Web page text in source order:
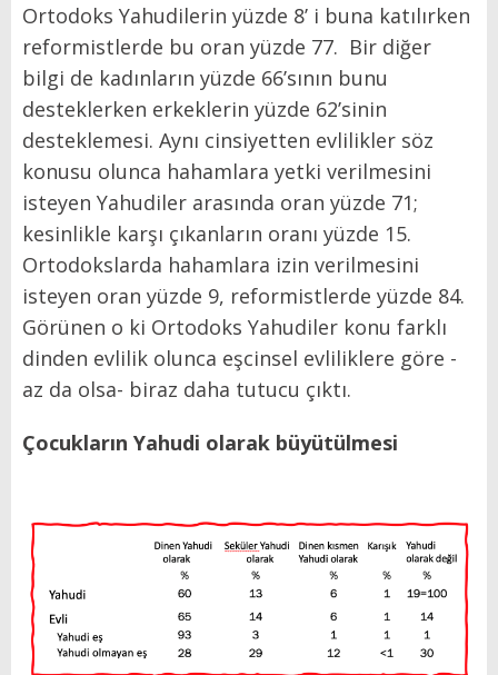
Ortodoks Yahudilerin yüzde 8’ i buna katılırken
reformistlerde bu oran yüzde 77. Bir diğer
bilgi de kadınların yüzde 66’sının bunu
desteklerken erkeklerin yüzde 62’sinin
desteklemesi. Aynı cinsiyetten evlilikler söz
konusu olunca hahamlara yetki verilmesini
isteyen Yahudiler arasında oran yüzde 71;
kesinlikle karşı çıkanların oranı yüzde 15.
Ortodokslarda hahamlara izin verilmesini
isteyen oran yüzde 9, reformistlerde yüzde 84.
Görünen o ki Ortodoks Yahudiler konu farklı
dinden evlilik olunca eşcinsel evliliklere göre -
az da olsa- biraz daha tutucu çıktı.
Çocukların Yahudi olarak büyütülmesi